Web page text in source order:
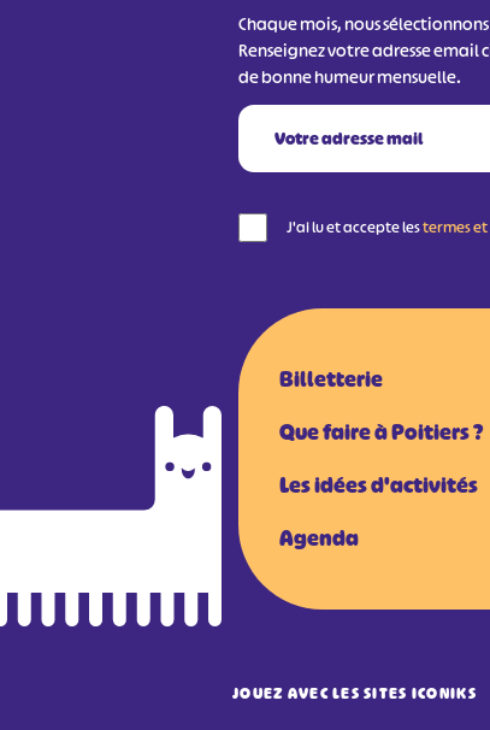
Chaque mois, nous
Renseignez votre adresse
de bonne humeur mensuelle.
J'ai lu et accepte lestermes
Billetterie
Que faire à Poitiers ?
Les idées d'activités
Agenda
JOUEZ AVEC LES SITES ICONIKS